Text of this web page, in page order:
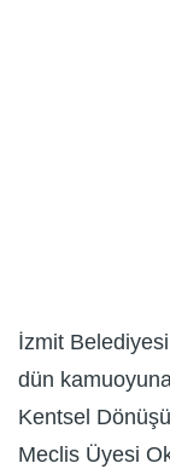
İzmit Belediyesi
dün
Kentsel
Meclis Üyesi